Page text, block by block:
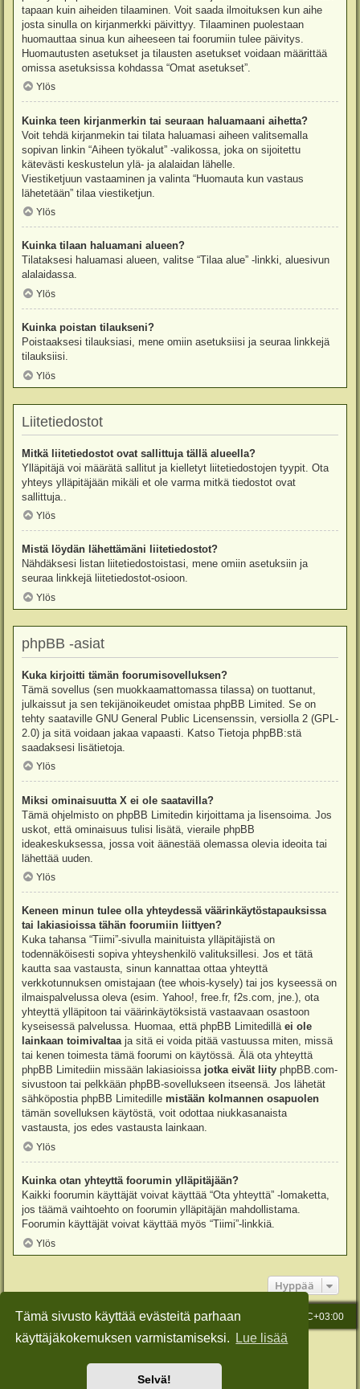
Tämä sivusto käyttää evästeitä parhaan
käyttäjäkokemuksen varmistamiseksi.
Lue lisää
Selvä!
tapaan kuin aiheiden tilaaminen. Voit saada ilmoituksen kun aihe
josta sinulla on kirjanmerkki päivittyy. Tilaaminen puolestaan
huomauttaa sinua kun aiheeseen tai foorumiin tulee päivitys.
Huomautusten asetukset ja tilausten asetukset voidaan määrittää
omissa asetuksissa kohdassa “Omat asetukset”.
Ylös
Kuinka teen kirjanmerkin tai seuraan haluamaani aihetta?
Voit tehdä kirjanmekin tai tilata haluamasi aiheen valitsemalla
sopivan linkin “Aiheen työkalut” -valikossa, joka on sijoitettu
kätevästi keskustelun ylä- ja alalaidan lähelle.
Viestiketjuun vastaaminen ja valinta “Huomauta kun vastaus
lähetetään” tilaa viestiketjun.
Ylös
Kuinka tilaan haluamani alueen?
Tilataksesi haluamasi alueen, valitse “Tilaa alue” -linkki, aluesivun
alalaidassa.
Ylös
Kuinka poistan tilaukseni?
Poistaaksesi tilauksiasi, mene omiin asetuksiisi ja seuraa linkkejä
tilauksiisi.
Ylös
Liitetiedostot
Mitkä liitetiedostot ovat sallittuja tällä alueella?
Ylläpitäjä voi määrätä sallitut ja kielletyt liitetiedostojen tyypit. Ota
yhteys ylläpitäjään mikäli et ole varma mitkä tiedostot ovat
sallittuja..
Ylös
Mistä löydän lähettämäni liitetiedostot?
Nähdäksesi listan liitetiedostoistasi, mene omiin asetuksiin ja
seuraa linkkejä liitetiedostot-osioon.
Ylös
phpBB -asiat
Kuka kirjoitti tämän foorumisovelluksen?
Tämä sovellus (sen muokkaamattomassa tilassa) on tuottanut,
julkaissut ja sen tekijänoikeudet omistaa phpBB Limited . Se on
tehty saataville GNU General Public Licensenssin, versiolla 2 (GPL-
2.0) ja sitä voidaan jakaa vapaasti. Katso Tietoja phpBB:stä
saadaksesi lisätietoja.
Ylös
Miksi ominaisuutta X ei ole saatavilla?
Tämä ohjelmisto on phpBB Limitedin kirjoittama ja lisensoima. Jos
uskot, että ominaisuus tulisi lisätä, vieraile phpBB
ideakeskuksessa , jossa voit äänestää olemassa olevia ideoita tai
lähettää uuden.
Ylös
Keneen minun tulee olla yhteydessä väärinkäytöstapauksissa
tai lakiasioissa tähän foorumiin liittyen?
Kuka tahansa “Tiimi”-sivulla mainituista ylläpitäjistä on
todennäköisesti sopiva yhteyshenkilö valituksillesi. Jos et tätä
kautta saa vastausta, sinun kannattaa ottaa yhteyttä
verkkotunnuksen omistajaan (tee whois-kysely) tai jos kyseessä on
ilmaispalvelussa oleva (esim. Yahoo!, free.fr, f2s.com, jne.), ota
yhteyttä ylläpitoon tai väärinkäytöksistä vastaavaan osastoon
kyseisessä palvelussa. Huomaa, että phpBB Limitedillä ei ole
lainkaan toimivaltaaja sitä ei voida pitää vastuussa miten, missä
tai kenen toimesta tämä foorumi on käytössä. Älä ota yhteyttä
phpBB Limitediin missään lakiasioissa jotka eivät liity phpBB.com-
sivustoon tai pelkkään phpBB-sovellukseen itseensä. Jos lähetät
sähköpostia phpBB Limitedille mistään kolmannen osapuolen
tämän sovelluksen käytöstä, voit odottaa niukkasanaista
vastausta, jos edes vastausta lainkaan.
Ylös
Kuinka otan yhteyttä foorumin ylläpitäjään?
Kaikki foorumin käyttäjät voivat käyttää “Ota yhteyttä” -lomaketta,
jos täämä vaihtoehto on foorumin ylläpitäjän mahdollistama.
Foorumin käyttäjät voivat käyttää myös “Tiimi”-linkkiä.
Ylös
Hyppää
Etusivu Kaikki ajat ovat UTC+03:00
Viesti Ylläpidolle
Keskustelufoorumin ohjelmistophpBB® Forum Software © phpBB Limited